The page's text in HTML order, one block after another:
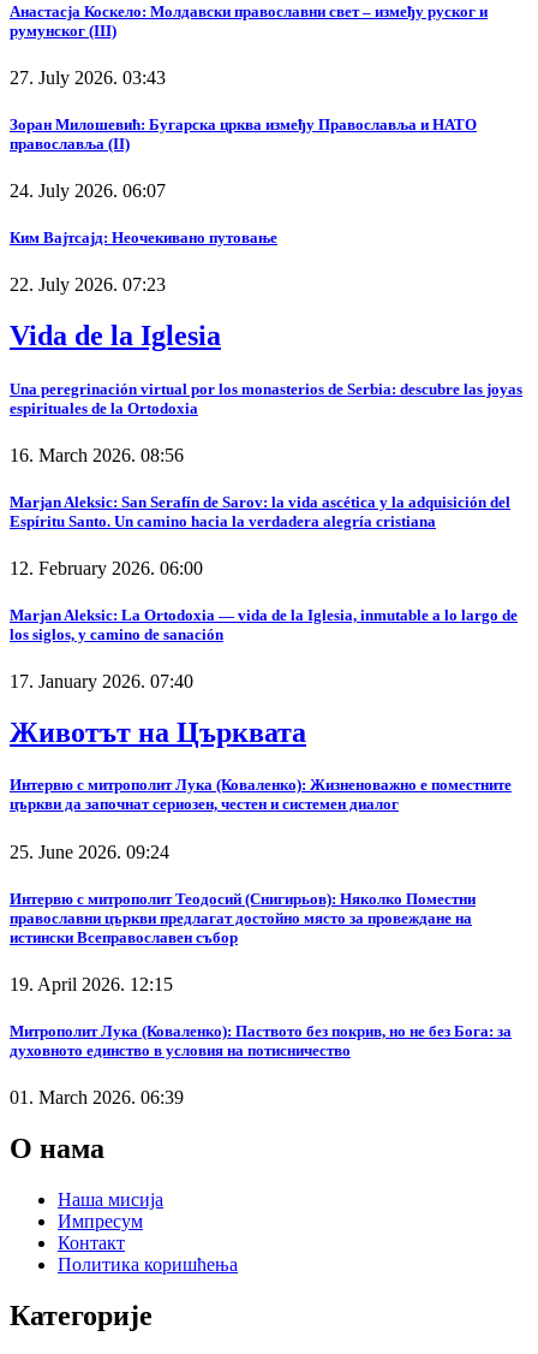
Анастасја Коскело: Молдавски православни свет – између руског и
румунског (III)
27. July 2026. 03:43
Зоран Милошевић: Бугарска црква између Православља и НАТО
православља (II)
24. July 2026. 06:07
Ким Вајтсајд: Неочекивано путовање
22. July 2026. 07:23
Vida de la Iglesia
Una peregrinación virtual por los monasterios de Serbia: descubre las joyas
espirituales de la Ortodoxia
16. March 2026. 08:56
Marjan Aleksic: San Serafín de Sarov: la vida ascética y la adquisición del
Espíritu Santo. Un camino hacia la verdadera alegría cristiana
12. February 2026. 06:00
Marjan Aleksic: La Ortodoxia — vida de la Iglesia, inmutable a lo largo de
los siglos, y camino de sanación
17. January 2026. 07:40
Животът на Църквата
Интервю с митрополит Лука (Коваленко): Жизненоважно е поместните
църкви да започнат сериозен, честен и системен диалог
25. June 2026. 09:24
Интервю с митрополит Теодосий (Снигирьов): Няколко Поместни
православни църкви предлагат достойно място за провеждане на
истински Всеправославен събор
19. April 2026. 12:15
Митрополит Лука (Коваленко): Паството без покрив, но не без Бога: за
духовното единство в условия на потисничество
01. March 2026. 06:39
О нама
Наша мисија
Импресум
Контакт
Политика коришћења
Категорије